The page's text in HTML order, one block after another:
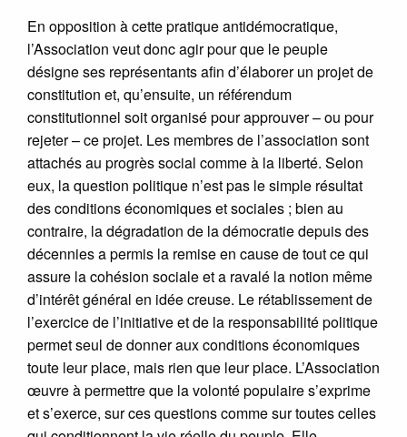
En opposition à cette pratique antidémocratique,
l’Association veut donc agir pour que le peuple
désigne ses représentants afin d’élaborer un projet de
constitution et, qu’ensuite, un référendum
constitutionnel soit organisé pour approuver – ou pour
rejeter – ce projet. Les membres de l’association sont
attachés au progrès social comme à la liberté. Selon
eux, la question politique n’est pas le simple résultat
des conditions économiques et sociales ; bien au
contraire, la dégradation de la démocratie depuis des
décennies a permis la remise en cause de tout ce qui
assure la cohésion sociale et a ravalé la notion même
d’intérêt général en idée creuse. Le rétablissement de
l’exercice de l’initiative et de la responsabilité politique
permet seul de donner aux conditions économiques
toute leur place, mais rien que leur place. L’Association
œuvre à permettre que la volonté populaire s’exprime
et s’exerce, sur ces questions comme sur toutes celles